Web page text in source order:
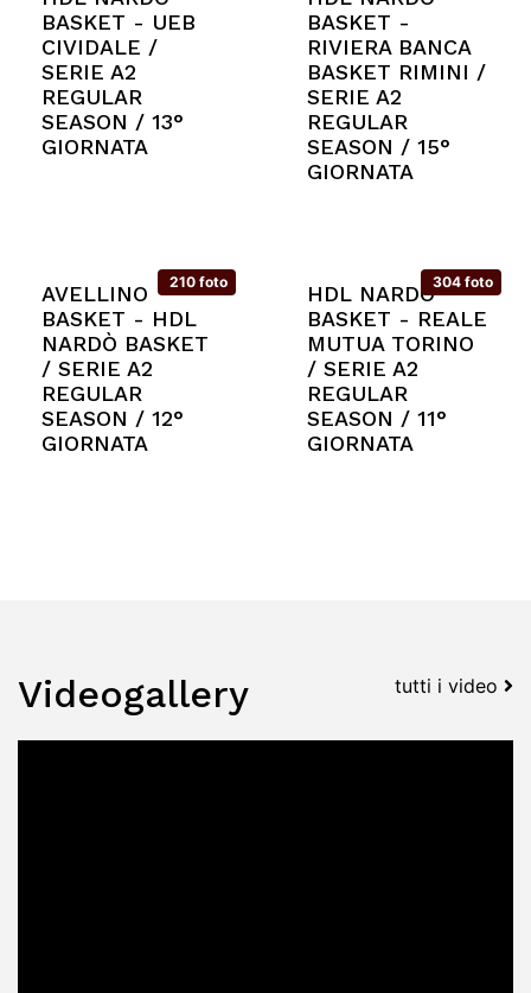
BASKET - UEB
CIVIDALE /
SERIE A2
REGULAR
SEASON / 13°
GIORNATA
BASKET -
RIVIERA BANCA
BASKET RIMINI /
SERIE A2
REGULAR
SEASON / 15°
GIORNATA
210 foto
AVELLINO
BASKET - HDL
NARDÒ BASKET
/ SERIE A2
REGULAR
SEASON / 12°
GIORNATA
304 foto
HDL NARDÒ
BASKET - REALE
MUTUA TORINO
/ SERIE A2
REGULAR
SEASON / 11°
GIORNATA
Videogallery tutti i video